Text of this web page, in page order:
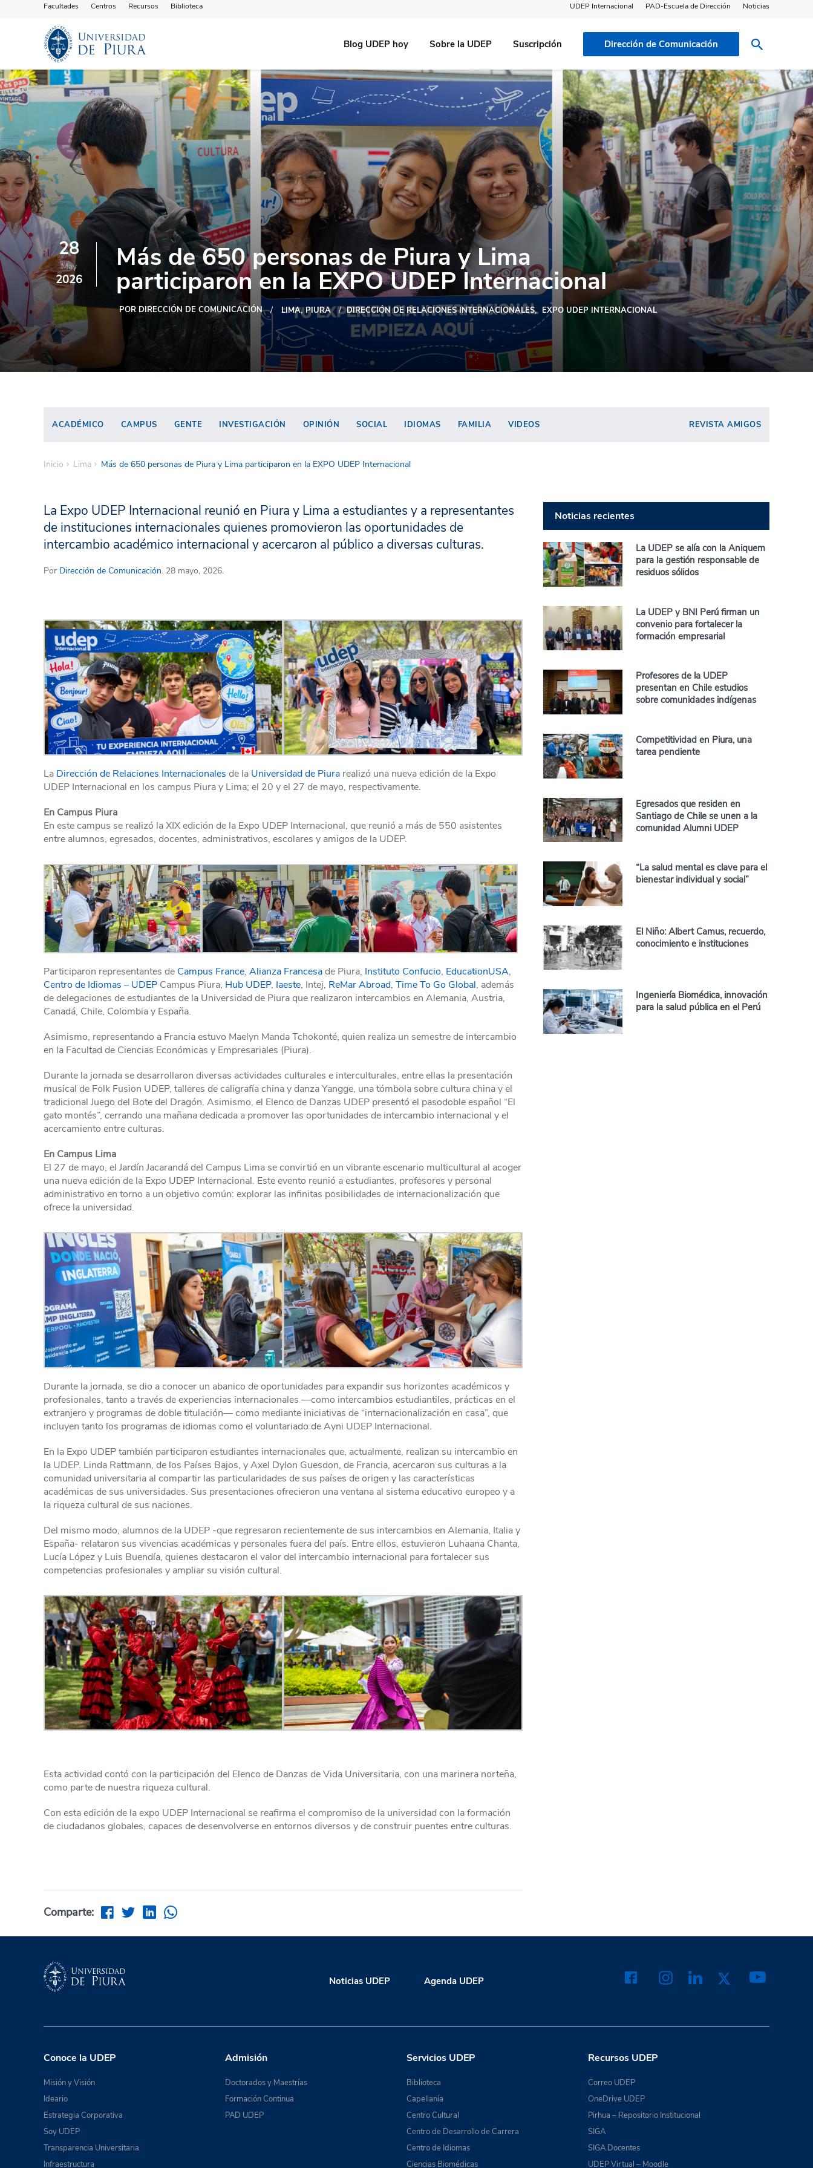
Facultades Centros Recursos Biblioteca UDEP Internacional PAD-Escuela de Dirección Noticias
Blog UDEP hoy Sobre la UDEP Suscripción Dirección de Comunicación
28
May
2026
Más de 650 personas de Piura y Lima
participaron en la EXPO UDEP Internacional
POR DIRECCIÓN DE COMUNICACIÓN LIMA PIURA DIRECCIÓN DE RELACIONES INTERNACIONALES EXPO UDEP INTERNACIONAL
ACADÉMICO CAMPUS GENTE INVESTIGACIÓN OPINIÓN SOCIAL IDIOMAS FAMILIA VIDEOS REVISTA AMIGOS
Inicio Lima Más de 650 personas de Piura y Lima participaron en la EXPO UDEP Internacional
La Expo UDEP Internacional reunió en Piura y Lima a estudiantes y a representantes
de instituciones internacionales quienes promovieron las oportunidades de
intercambio académico internacional y acercaron al público a diversas culturas.
Por Dirección de Comunicación. 28 mayo, 2026.
La Dirección de Relaciones Internacionales de la Universidad de Piura realizó una nueva edición de la Expo
UDEP Internacional en los campus Piura y Lima; el 20 y el 27 de mayo, respectivamente.
En Campus Piura
En este campus se realizó la XIX edición de la Expo UDEP Internacional, que reunió a más de 550 asistentes
entre alumnos, egresados, docentes, administrativos, escolares y amigos de la UDEP.
Participaron representantes de Campus France, Alianza Francesade Piura, Instituto Confucio, EducationUSA,
Centro de Idiomas – UDEP Campus Piura, Hub UDEP, Iaeste, Intej, ReMar Abroad, Time To Go Global, además
de delegaciones de estudiantes de la Universidad de Piura que realizaron intercambios en Alemania, Austria,
Canadá, Chile, Colombia y España.
Asimismo, representando a Francia estuvo Maelyn Manda Tchokonté, quien realiza un semestre de intercambio
en la Facultad de Ciencias Económicas y Empresariales (Piura).
Durante la jornada se desarrollaron diversas actividades culturales e interculturales, entre ellas la presentación
musical de Folk Fusion UDEP, talleres de caligrafía china y danza Yangge, una tómbola sobre cultura china y el
tradicional Juego del Bote del Dragón. Asimismo, el Elenco de Danzas UDEP presentó el pasodoble español “El
gato montés”, cerrando una mañana dedicada a promover las oportunidades de intercambio internacional y el
acercamiento entre culturas.
En Campus Lima
El 27 de mayo, el Jardín Jacarandá del Campus Lima se convirtió en un vibrante escenario multicultural al acoger
una nueva edición de la Expo UDEP Internacional. Este evento reunió a estudiantes, profesores y personal
administrativo en torno a un objetivo común: explorar las infinitas posibilidades de internacionalización que
ofrece la universidad.
Durante la jornada, se dio a conocer un abanico de oportunidades para expandir sus horizontes académicos y
profesionales, tanto a través de experiencias internacionales —como intercambios estudiantiles, prácticas en el
extranjero y programas de doble titulación— como mediante iniciativas de “internacionalización en casa”, que
incluyen tanto los programas de idiomas como el voluntariado de Ayni UDEP Internacional.
En la Expo UDEP también participaron estudiantes internacionales que, actualmente, realizan su intercambio en
la UDEP. Linda Rattmann, de los Países Bajos, y Axel Dylon Guesdon, de Francia, acercaron sus culturas a la
comunidad universitaria al compartir las particularidades de sus países de origen y las características
académicas de sus universidades. Sus presentaciones ofrecieron una ventana al sistema educativo europeo y a
la riqueza cultural de sus naciones.
Del mismo modo, alumnos de la UDEP -que regresaron recientemente de sus intercambios en Alemania, Italia y
España- relataron sus vivencias académicas y personales fuera del país. Entre ellos, estuvieron Luhaana Chanta,
Lucía López y Luis Buendía, quienes destacaron el valor del intercambio internacional para fortalecer sus
competencias profesionales y ampliar su visión cultural.
Esta actividad contó con la participación del Elenco de Danzas de Vida Universitaria, con una marinera norteña,
como parte de nuestra riqueza cultural.
Con esta edición de la expo UDEP Internacional se reafirma el compromiso de la universidad con la formación
de ciudadanos globales, capaces de desenvolverse en entornos diversos y de construir puentes entre culturas.
Comparte:
Noticias recientes
La UDEP se alía con la Aniquem
para la gestión responsable de
residuos sólidos
La UDEP y BNI Perú firman un
convenio para fortalecer la
formación empresarial
Profesores de la UDEP
presentan en Chile estudios
sobre comunidades indígenas
Competitividad en Piura, una
tarea pendiente
Egresados que residen en
Santiago de Chile se unen a la
comunidad Alumni UDEP
“La salud mental es clave para el
bienestar individual y social”
El Niño: Albert Camus, recuerdo,
conocimiento e instituciones
Ingeniería Biomédica, innovación
para la salud pública en el Perú
Noticias UDEP Agenda UDEP
Conoce la UDEP
Misión y Visión
Ideario
Estrategia Corporativa
Soy UDEP
Transparencia Universitaria
Infraestructura
Admisión
Doctorados y Maestrías
Formación Continua
PAD UDEP
Servicios UDEP
Biblioteca
Capellanía
Centro Cultural
Centro de Desarrollo de Carrera
Centro de Idiomas
Ciencias Biomédicas
Recursos UDEP
Correo UDEP
OneDrive UDEP
Pirhua – Repositorio Institucional
SIGA
SIGA Docentes
UDEP Virtual – Moodle